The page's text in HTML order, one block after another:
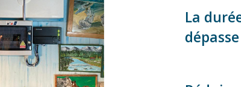
La
dépasse